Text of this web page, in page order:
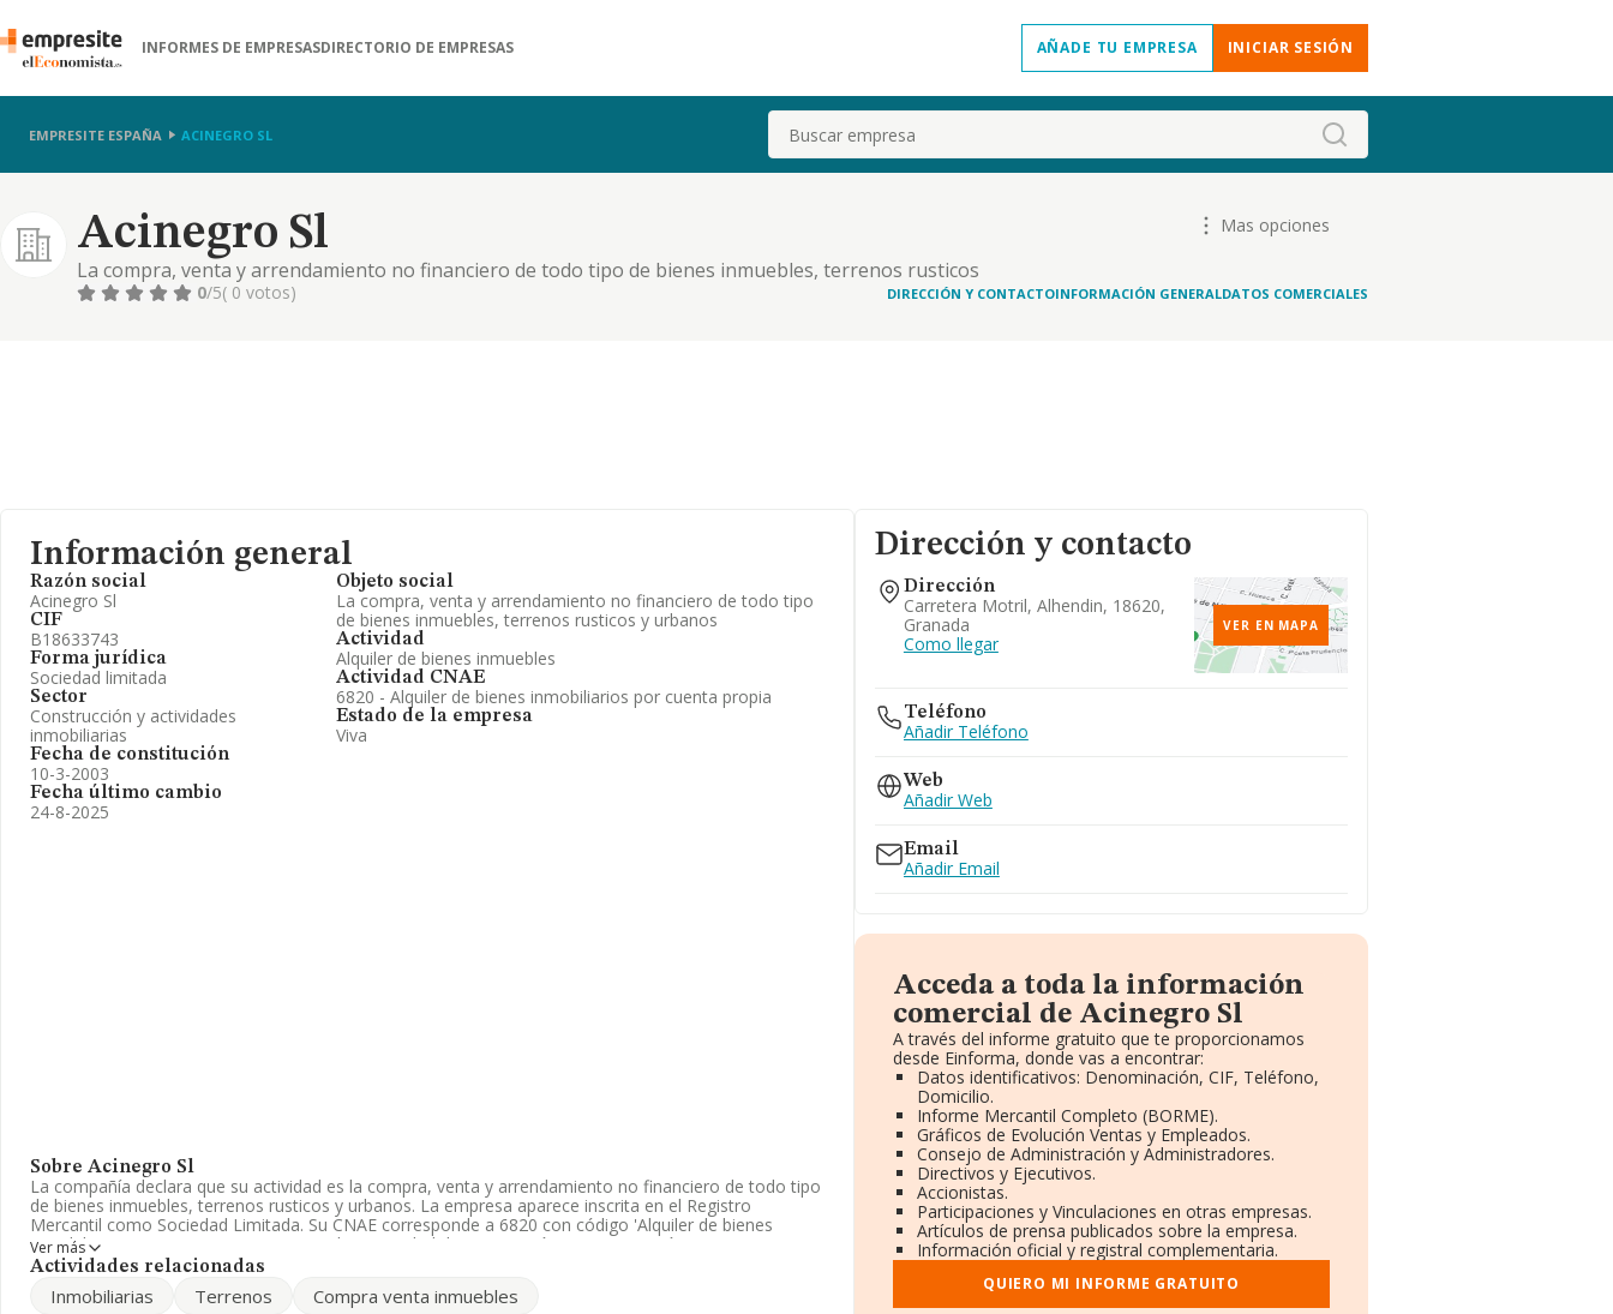
INFORMES DE EMPRESASDIRECTORIO DE EMPRESAS AÑADE TU EMPRESA INICIAR SESIÓN
EMPRESITE ESPAÑA ACINEGRO SL Buscar
Acinegro Sl
La compra, venta y arrendamiento no financiero de todo tipo de bienes inmuebles, terrenos rusticos
y urbanos
Mas opciones
0/5( 0 votos) DIRECCIÓN Y CONTACTOINFORMACIÓN GENERALDATOS COMERCIALES
Información general
Razón social
Acinegro Sl
CIF
B18633743
Forma jurídica
Sociedad limitada
Sector
Construcción y actividades
inmobiliarias
Fecha de constitución
10-3-2003
Fecha último cambio
24-8-2025
Objeto social
La compra, venta y arrendamiento no financiero de todo tipo
de bienes inmuebles, terrenos rusticos y urbanos
Actividad
Alquiler de bienes inmuebles
Actividad CNAE
6820 - Alquiler de bienes inmobiliarios por cuenta propia
Estado de la empresa
Viva
Sobre Acinegro Sl
La compañía declara que su actividad es la compra, venta y arrendamiento no financiero de todo tipo
de bienes inmuebles, terrenos rusticos y urbanos. La empresa aparece inscrita en el Registro
Mercantil como Sociedad Limitada. Su CNAE corresponde a 6820 con código 'Alquiler de bienes
inmobiliarios por cuenta propia'. No realiza actividad de importación y/o exportación.
municipio de Alhendín, en Granada, Andalucía.
Ver más
Actividades relacionadas
Inmobiliarias Terrenos Compra venta inmuebles
Dirección y contacto
Dirección
Carretera Motril, Alhendin, 18620,
Granada
Como llegar
VER EN MAPA
Teléfono
Añadir Teléfono
Web
Añadir Web
Email
Añadir Email
Acceda a toda la información
comercial de Acinegro Sl
A través del informe gratuito que te proporcionamos
desde Einforma, donde vas a encontrar:
Datos identificativos: Denominación, CIF, Teléfono,
Domicilio.
Informe Mercantil Completo (BORME).
Gráficos de Evolución Ventas y Empleados.
Consejo de Administración y Administradores.
Directivos y Ejecutivos.
Accionistas.
Participaciones y Vinculaciones en otras empresas.
Artículos de prensa publicados sobre la empresa.
Información oficial y registral complementaria.
QUIERO MI INFORME GRATUITO